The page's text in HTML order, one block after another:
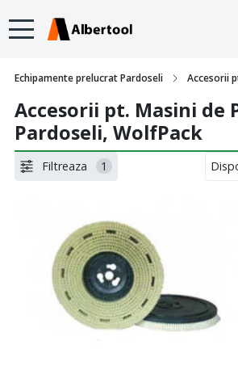
Echipamente prelucrat Pardoseli Accesorii
Accesorii pt. Masini de
Pardoseli, WolfPack
Filtreaza 1